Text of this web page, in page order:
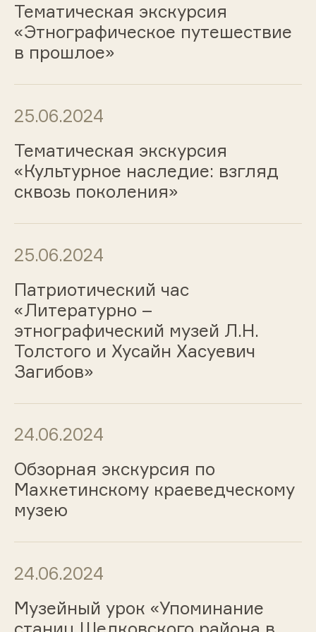
Тематическая экскурсия
«Этнографическое путешествие
в прошлое»
25.06.2024
Тематическая экскурсия
«Культурное наследие: взгляд
сквозь поколения»
25.06.2024
Патриотический час
«Литературно –
этнографический музей Л.Н.
Толстого и Хусайн Хасуевич
Загибов»
24.06.2024
Обзорная экскурсия по
Махкетинскому краеведческому
музею
24.06.2024
Музейный урок «Упоминание